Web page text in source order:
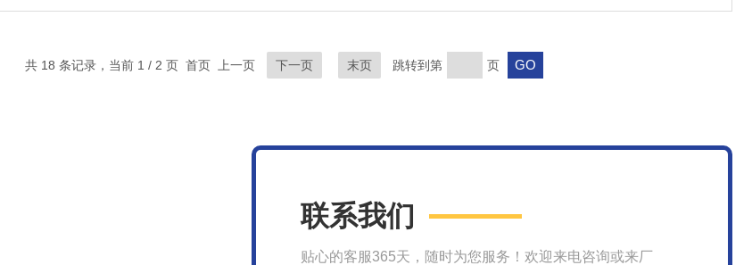
共 18 条记录，当前 1 / 2 页 首页 上一页 下一页 末页 跳转到第 页
联系我们
贴心的客服365天，随时为您服务！欢迎来电咨询或来厂